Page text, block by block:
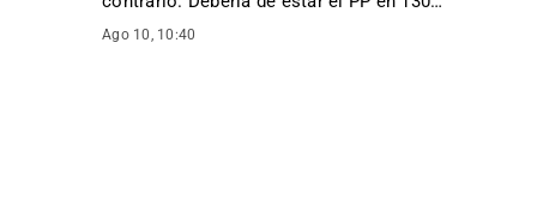
Ago 10, 10:40